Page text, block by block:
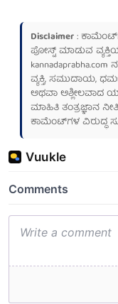
Disclaimer:
ಪೋಸ್ಟ್ ಮಾಡುವ
kannadaprabha.com
ವ್ಯಕ್ತಿ, ಸಮುದಾಯ,
ಅಥವಾ ಅಶ್ಲೀಲವಾದ
ಮಾಹಿತಿ ತಂತ್ರಜ್ಞಾನ
ಕಾಮೆಂಟ್‌ಗಳ ವಿರುದ್ಧ